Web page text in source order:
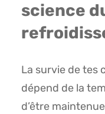
science
La survie de tes
dépend de la
d’être